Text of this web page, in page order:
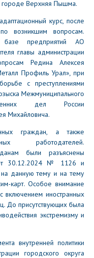
городе Верхняя Пышма.
курс, после
по возникшим вопросам.
предприятий АО
главы администрации
Редина Алексея
Профиль Урал», при
с преступлениями
Межмуниципального
дел России
Михайловича.
граждан, а также
работодателей.
были разъяснены
30.12.2024 № 1126 и
данную тему и на тему
карт. Особое внимание
иностранных
До присутствующих была
экстремизму и
внутренней политики
городского округа